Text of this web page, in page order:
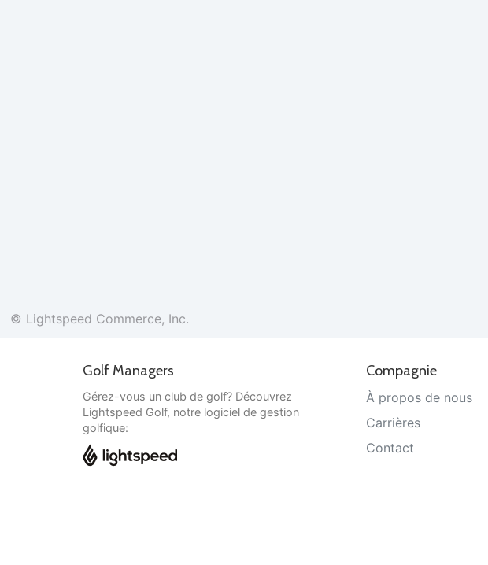
© Lightspeed Commerce, Inc.
Golf Managers
Gérez-vous un club de golf? Découvrez
Lightspeed Golf, notre logiciel de gestion
golfique:
Compagnie
À propos de nous
Carrières
Contact